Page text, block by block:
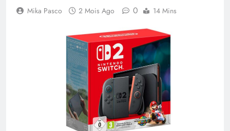
Mika Pasco 2 Mois Ago 0 14 Mins